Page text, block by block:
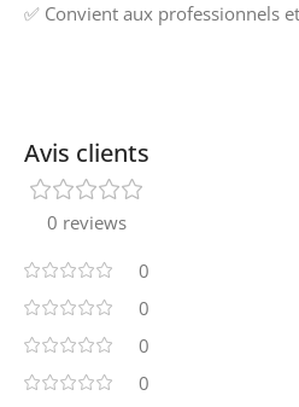
✅ Convient aux professionnels
Avis clients
0 reviews
0
0
0
0